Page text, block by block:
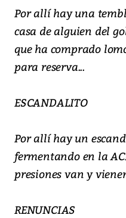
Por allí hay una
casa de alguien del
que ha comprado
para reserva...
ESCANDALITO
Por allí hay un
fermentando en la
presiones van y
RENUNCIAS